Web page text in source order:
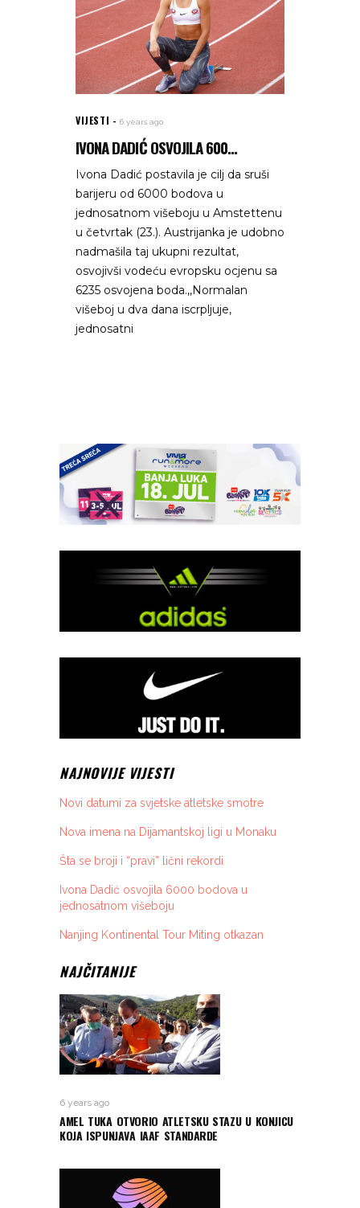
VIJESTI 6 years ago
IVONA DADIĆ OSVOJILA 600...
Ivona Dadić postavila je cilj da sruši
barijeru od 6000 bodova u
jednosatnom višeboju u Amstettenu
u četvrtak (23.). Austrijanka je udobno
nadmašila taj ukupni rezultat,
osvojivši vodeću evropsku ocjenu sa
6235 osvojena boda.,,Normalan
višeboj u dva dana iscrpljuje,
jednosatni
NAJNOVIJE VIJESTI
Novi datumi za svjetske atletske smotre
Nova imena na Dijamantskoj ligi u Monaku
Šta se broji i “pravi” lični rekordi
Ivona Dadić osvojila 6000 bodova u
jednosatnom višeboju
Nanjing Kontinental Tour Miting otkazan
NAJČITANIJE
6 years ago
AMEL TUKA OTVORIO ATLETSKU STAZU U KONJICU
KOJA ISPUNJAVA IAAF STANDARDE